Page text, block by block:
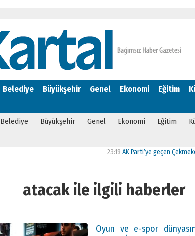
Belediye Büyükşehir Genel Ekonomi Eğitim
Belediye Büyükşehir Genel Ekonomi Eğitim
AK Parti’ye geçen Çekmeköy
atacak ile ilgili haberler
Oyun ve e-spor